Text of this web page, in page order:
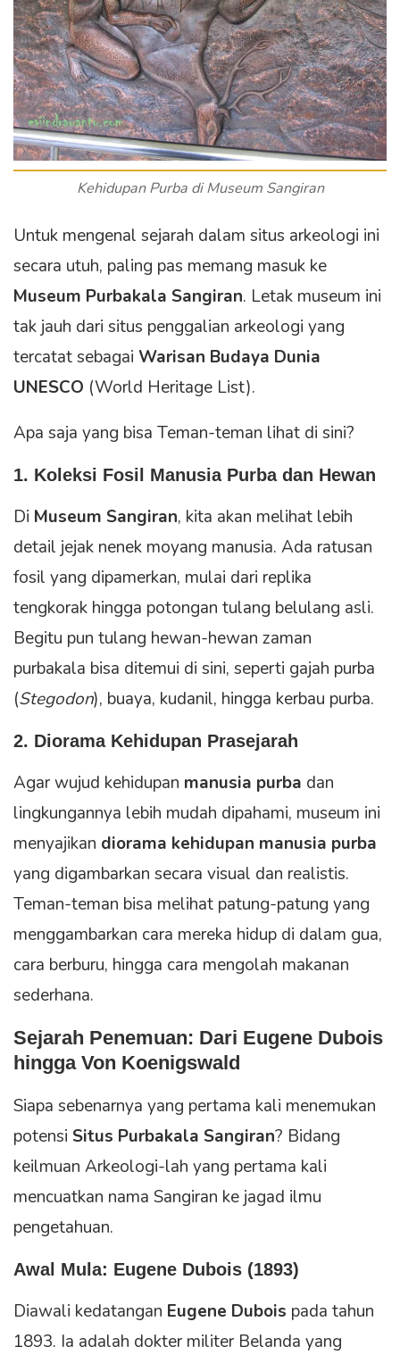
Kehidupan Purba di Museum Sangiran
Untuk mengenal sejarah dalam situs arkeologi ini
secara utuh, paling pas memang masuk ke
Museum Purbakala Sangiran. Letak museum ini
tak jauh dari situs penggalian arkeologi yang
tercatat sebagai Warisan Budaya Dunia
UNESCO (World Heritage List).
Apa saja yang bisa Teman-teman lihat di sini?
1. Koleksi Fosil Manusia Purba dan Hewan
Di Museum Sangiran, kita akan melihat lebih
detail jejak nenek moyang manusia. Ada ratusan
fosil yang dipamerkan, mulai dari replika
tengkorak hingga potongan tulang belulang asli.
Begitu pun tulang hewan-hewan zaman
purbakala bisa ditemui di sini, seperti gajah purba
(Stegodon), buaya, kudanil, hingga kerbau purba.
2. Diorama Kehidupan Prasejarah
Agar wujud kehidupan manusia purba dan
lingkungannya lebih mudah dipahami, museum ini
menyajikan diorama kehidupan manusia purba
yang digambarkan secara visual dan realistis.
Teman-teman bisa melihat patung-patung yang
menggambarkan cara mereka hidup di dalam gua,
cara berburu, hingga cara mengolah makanan
sederhana.
Sejarah Penemuan: Dari Eugene Dubois
hingga Von Koenigswald
Siapa sebenarnya yang pertama kali menemukan
potensi Situs Purbakala Sangiran? Bidang
keilmuan Arkeologi-lah yang pertama kali
mencuatkan nama Sangiran ke jagad ilmu
pengetahuan.
Awal Mula: Eugene Dubois (1893)
Diawali kedatangan Eugene Dubois pada tahun
1893. Ia adalah dokter militer Belanda yang